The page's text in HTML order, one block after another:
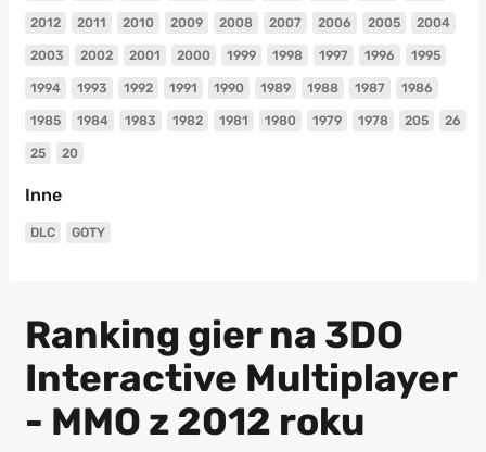
2012 2011 2010 2009 2008 2007 2006 2005 2004
2003 2002 2001 2000 1999 1998 1997 1996 1995
1994 1993 1992 1991 1990 1989 1988 1987 1986
1985 1984 1983 1982 1981 1980 1979 1978 205 26
25 20
Inne
DLC GOTY
Ranking gier na 3DO
Interactive Multiplayer
- MMO z 2012 roku